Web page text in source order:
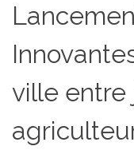
ville entre